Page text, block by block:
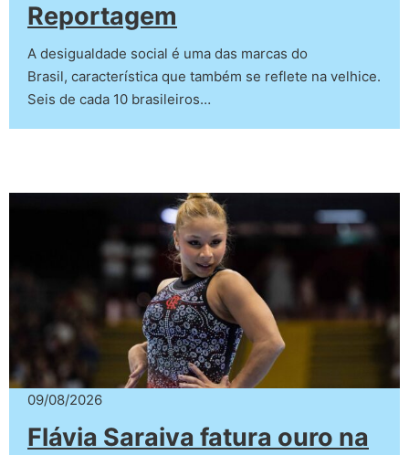
Reportagem
A desigualdade social é uma das marcas do
Brasil, característica que também se reflete na velhice.
Seis de cada 10 brasileiros…
09/08/2026
Flávia Saraiva fatura ouro na